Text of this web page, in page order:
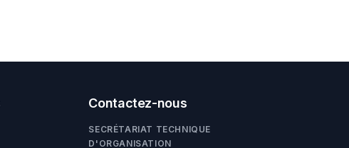
Contactez-nous
SECRÉTARIAT TECHNIQUE
D'ORGANISATION